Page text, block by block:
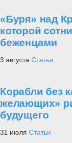
«Буря» над
которой
беженцами
3 августа Статьи
Корабли без
желающих»
будущего
31 июля Статьи